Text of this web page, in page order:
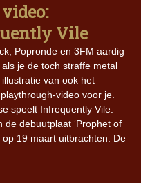
Vile
Popronde en 3FM aardig
je de toch straffe metal
van ook het
video voor je.
speelt Infrequently Vile.
debuutplaat ‘Prophet of
op 19 maart uitbrachten. De